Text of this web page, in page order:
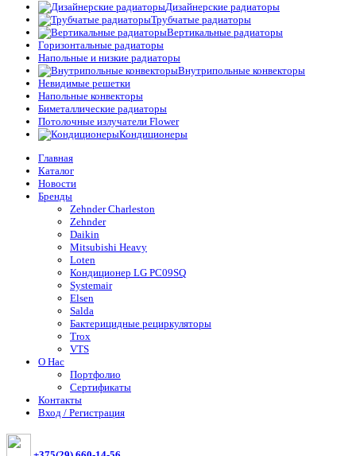
Дизайнерские радиаторы
Трубчатые радиаторы
Вертикальные радиаторы
Горизонтальные радиаторы
Напольные и низкие радиаторы
Внутрипольные конвекторы
Невидимые решетки
Напольные конвекторы
Биметаллические радиаторы
Потолочные излучатели Flower
Кондиционеры
Главная
Каталог
Новости
Бренды
Zehnder Charleston
Zehnder
Daikin
Mitsubishi Heavy
Loten
Кондиционер LG PC09SQ
Systemair
Elsen
Salda
Бактерицидные рециркуляторы
Trox
VTS
О Нас
Портфолио
Сертификаты
Контакты
Вход / Регистрация